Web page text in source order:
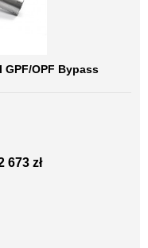
GPF/OPF Bypass
673 zł